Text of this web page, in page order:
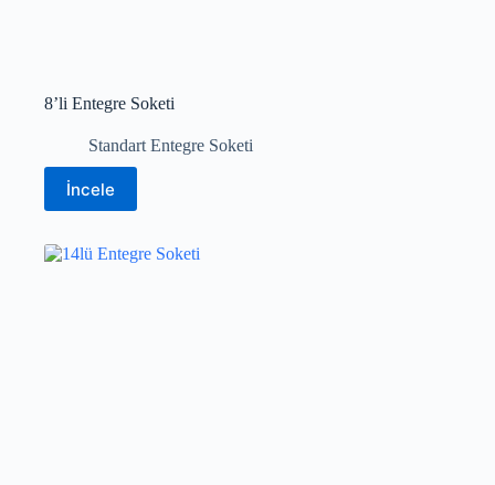
8’li Entegre Soketi
Standart Entegre Soketi
İncele